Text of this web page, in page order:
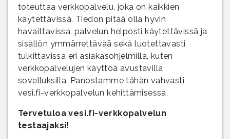
toteuttaa verkkopalvelu, joka on kaikkien
käytettävissä. Tiedon pitää olla hyvin
havaittavissa, palvelun helposti käytettävissä ja
sisällön ymmärrettävää sekä luotettavasti
tulkittavissa eri asiakasohjelmilla, kuten
verkkopalvelujen käyttöä avustavilla
sovelluksilla. Panostamme tähän vahvasti
vesi.fi-verkkopalvelun kehittämisessä.
Tervetuloa vesi.fi-verkkopalvelun
testaajaksi!